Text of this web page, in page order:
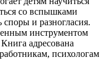
со вспышками
и разногласия.
инструментом
адресована
психологам